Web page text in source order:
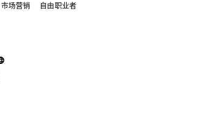
市场营销 自由职业者